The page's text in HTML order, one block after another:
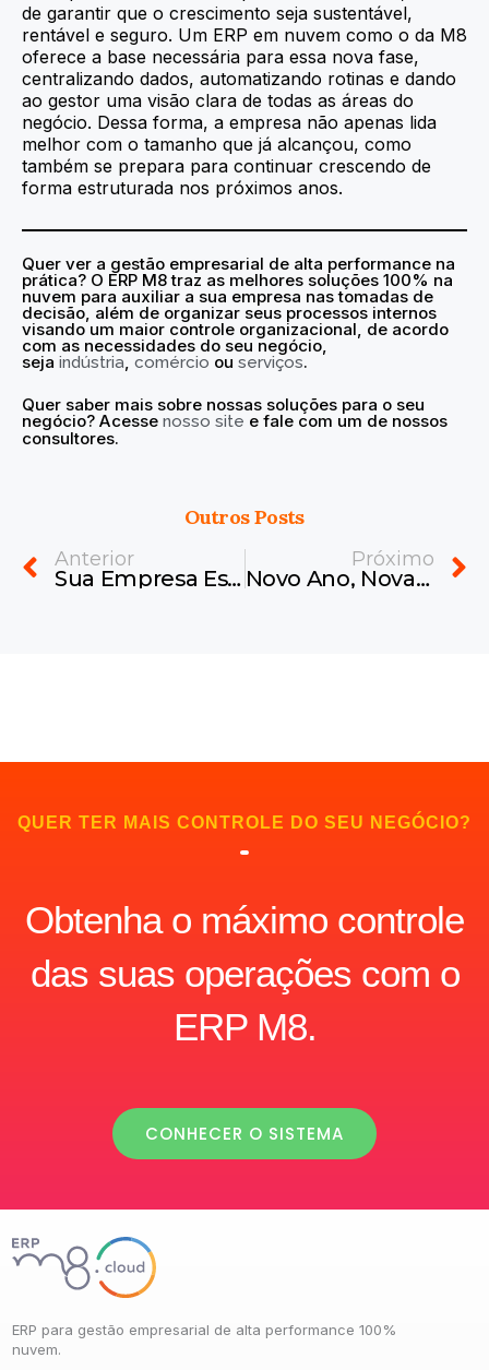
de garantir que o crescimento seja sustentável,
rentável e seguro. Um ERP em nuvem como o da M8
oferece a base necessária para essa nova fase,
centralizando dados, automatizando rotinas e dando
ao gestor uma visão clara de todas as áreas do
negócio. Dessa forma, a empresa não apenas lida
melhor com o tamanho que já alcançou, como
também se prepara para continuar crescendo de
forma estruturada nos próximos anos.
Quer ver a gestão empresarial de alta performance na
prática? O ERP M8 traz as melhores soluções 100% na
nuvem para auxiliar a sua empresa nas tomadas de
decisão, além de organizar seus processos internos
visando um maior controle organizacional, de acordo
com as necessidades do seu negócio,
seja indústria, comércio ou serviços.
Quer saber mais sobre nossas soluções para o seu
negócio? Acesse nosso site e fale com um de nossos
consultores.
Outros Posts
Anterior
Sua Empresa Está Preparada para 2026?
Próximo
Novo Ano, Nova Gestão: Prepare Sua Empresa para 2026 com Tecnologia e Planejamento
QUER TER MAIS CONTROLE DO SEU NEGÓCIO?
Obtenha o máximo controle
das suas operações com o
ERP M8.
CONHECER O SISTEMA
ERP para gestão empresarial de alta performance 100%
nuvem.